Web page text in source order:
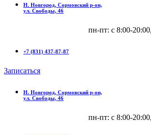
Н. Новгород, Сормовский р-он,
ул. Свободы, 46
пн-пт: с 8:00-
+7 (831) 437-87-87
Записаться
Н. Новгород, Сормовский р-он,
ул. Свободы, 46
пн-пт: с 8:00-